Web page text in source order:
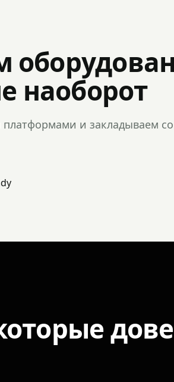
наоборот
и закладываем